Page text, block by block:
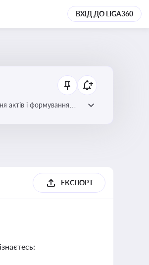
ВХІД ДО LIGA360
актів і формування
ЕКСПОРТ